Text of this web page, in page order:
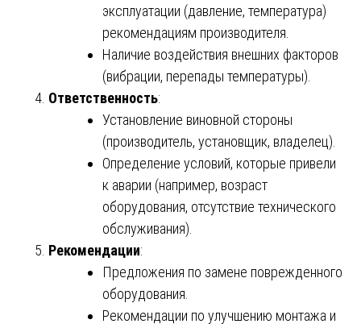
эксплуатации (давление, температура)
рекомендациям производителя.
Наличие воздействия внешних факторов
(вибрации, перепады температуры).
Ответственность:
Установление виновной стороны
(производитель, установщик, владелец).
Определение условий, которые привели
к аварии (например, возраст
оборудования, отсутствие технического
обслуживания).
Рекомендации:
Предложения по замене поврежденного
оборудования.
Рекомендации по улучшению монтажа и